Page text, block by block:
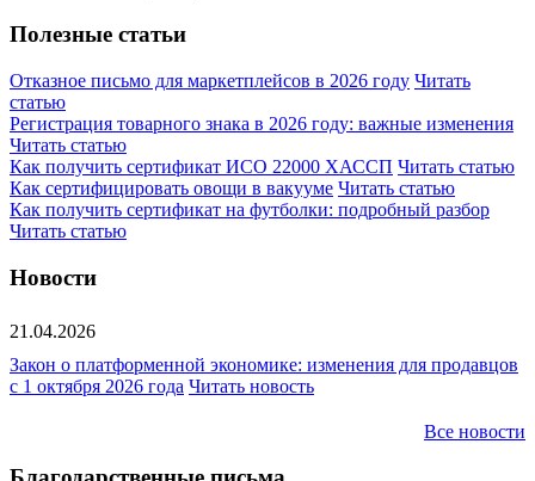
Полезные статьи
Отказное письмо для маркетплейсов в 2026 году Читать
статью
Регистрация товарного знака в 2026 году: важные изменения
Читать статью
Как получить сертификат ИСО 22000 ХАССП Читать статью
Как сертифицировать овощи в вакууме Читать статью
Как получить сертификат на футболки: подробный разбор
Читать статью
Новости
21.04.2026
Закон о платформенной экономике: изменения для продавцов
с 1 октября 2026 года Читать новость
Все новости